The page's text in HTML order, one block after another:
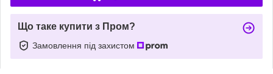
Що таке купити з Пром?
Замовлення під захистом